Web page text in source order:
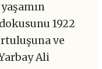
1922
ve
Ali